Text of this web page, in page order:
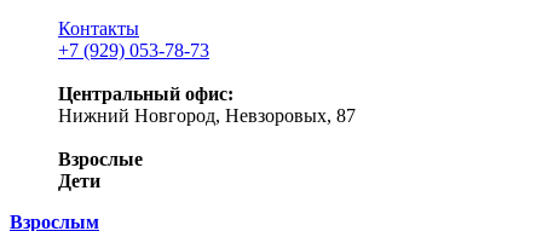
Контакты
+7 (929) 053-78-73
Центральный офис:
Нижний Новгород, Невзоровых, 87
Взрослые
Дети
Взрослым